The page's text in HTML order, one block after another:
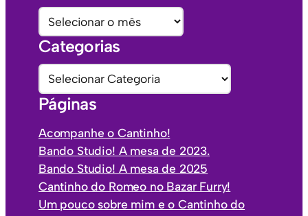
A
r
q
u
v
s
Categorias
C
a
t
e
g
o
r
i
Páginas
Acompanhe o Cantinho!
Bando Studio! A mesa de 2023.
Bando Studio! A mesa de 2025
Cantinho do Romeo no Bazar Furry!
Um pouco sobre mim e o Cantinho do